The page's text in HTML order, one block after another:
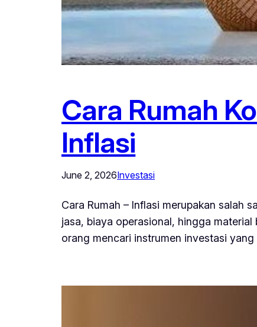
Cara Rumah
Inflasi
June 2, 2026Investasi
Cara Rumah – Inflasi merupakan salah
jasa, biaya operasional, hingga
orang mencari instrumen investasi